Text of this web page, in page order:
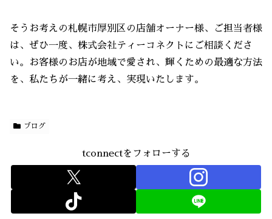
そうお考えの札幌市厚別区の店舗オーナー様、ご担当者様
は、ぜひ一度、株式会社ティーコネクトにご相談くださ
い。お客様のお店が地域で愛され、輝くための最適な方法
を、私たちが一緒に考え、実現いたします。
ブログ
tconnectをフォローする